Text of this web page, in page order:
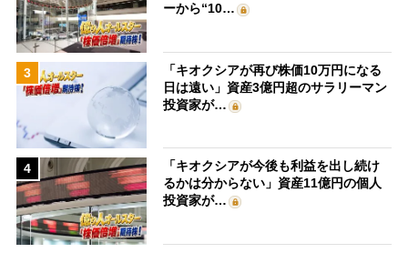
ーから“10…
3
「キオクシアが再び株価10万円になる
日は遠い」資産3億円超のサラリーマン
投資家が…
4
「キオクシアが今後も利益を出し続け
るかは分からない」資産11億円の個人
投資家が…